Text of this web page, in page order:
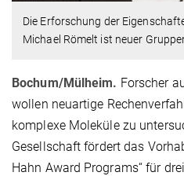
Die Erforschung der
Michael Römelt ist neuer
Bochum/Mülheim. Forscher
wollen neuartige
komplexe Moleküle zu
Gesellschaft fördert das
Hahn Award Programs“ für